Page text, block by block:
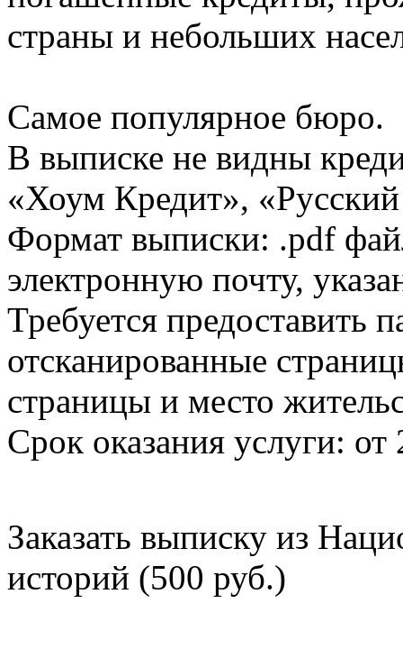
страны и небольших
Самое популярное бюро.
В выписке не видны
«Хоум Кредит»,
Формат выписки: .pdf
электронную почту,
Требуется предоставить
отсканированные
страницы и место
Срок оказания услуги: от
Заказать выписку из
историй (500 руб.)